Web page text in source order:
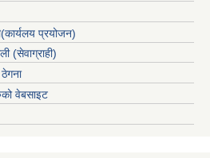
प्रयोजन)
(सेवाग्राही)
वेबसाइट